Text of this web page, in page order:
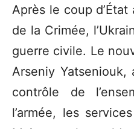
Après le coup
de la Crimée,
guerre civile. Le
Arseniy
contrôle de
l’armée, les